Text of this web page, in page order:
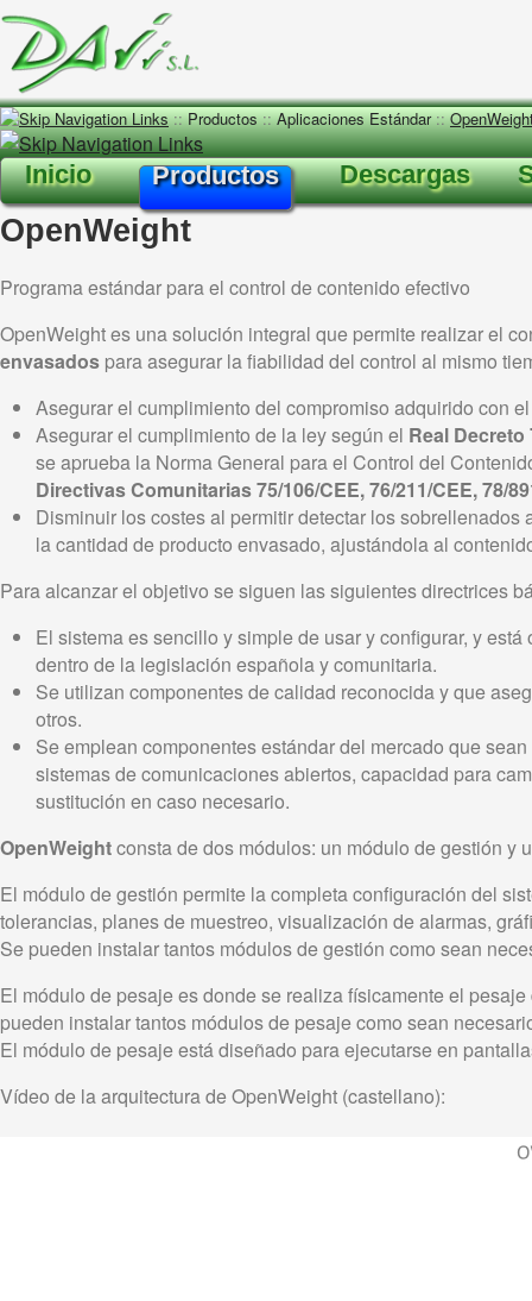
::Productos::Aplicaciones Estándar::
Inicio Productos Descargas
OpenWeight
Programa estándar para el control de contenido efectivo
OpenWeight es una solución integral que permite realizar el
envasados para asegurar la fiabilidad del control al mismo
Asegurar el cumplimiento del compromiso adquirido con
Asegurar el cumplimiento de la ley según el Real Decreto
se aprueba la Norma General para el Control del
Directivas Comunitarias 75/106/CEE, 76/211/CEE, 78/
Disminuir los costes al permitir detectar los
la cantidad de producto envasado, ajustándola al
Para alcanzar el objetivo se siguen las siguientes directrices
El sistema es sencillo y simple de usar y configurar, y
dentro de la legislación española y comunitaria.
Se utilizan componentes de calidad reconocida y que
otros.
Se emplean componentes estándar del mercado que
sistemas de comunicaciones abiertos, capacidad para
sustitución en caso necesario.
OpenWeightconsta de dos módulos: un módulo de gestión y
El módulo de gestión permite la completa configuración del
tolerancias, planes de muestreo, visualización de alarmas,
Se pueden instalar tantos módulos de gestión como sean
El módulo de pesaje es donde se realiza físicamente el
pueden instalar tantos módulos de pesaje como sean
El módulo de pesaje está diseñado para ejecutarse en
Vídeo de la arquitectura de OpenWeight (castellano):